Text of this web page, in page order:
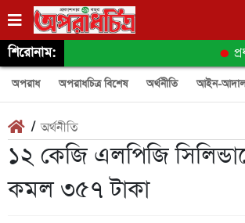
শিরোনাম:
অপরাধ অপরাধচিত্র বিশেষ অর্থনীতি আইন-
/অর্থনীতি
১২ কেজি এলপিজি
কমল ৩৫৭ টাকা